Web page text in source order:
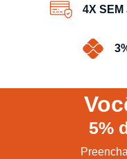
4X SEM
5%